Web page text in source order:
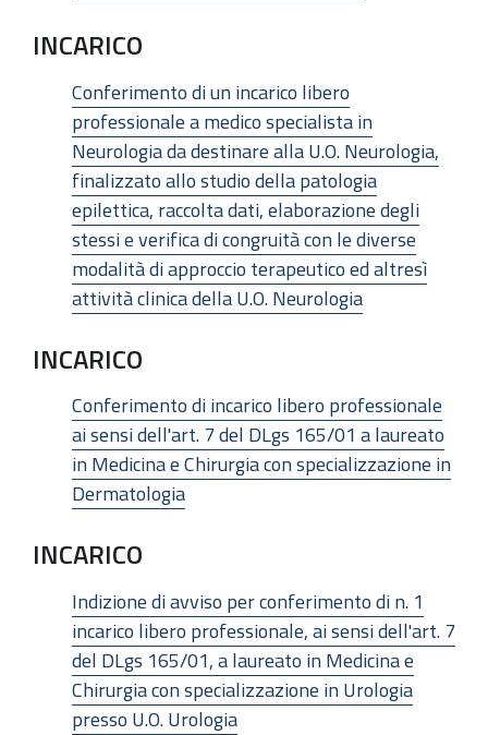
INCARICO
Conferimento di un incarico libero
professionale a medico specialista in
Neurologia da destinare alla U.O. Neurologia,
finalizzato allo studio della patologia
epilettica, raccolta dati, elaborazione degli
stessi e verifica di congruità con le diverse
modalità di approccio terapeutico ed altresì
attività clinica della U.O. Neurologia
INCARICO
Conferimento di incarico libero professionale
ai sensi dell'art. 7 del DLgs 165/01 a laureato
in Medicina e Chirurgia con specializzazione in
Dermatologia
INCARICO
Indizione di avviso per conferimento di n. 1
incarico libero professionale, ai sensi dell'art. 7
del DLgs 165/01, a laureato in Medicina e
Chirurgia con specializzazione in Urologia
presso U.O. Urologia